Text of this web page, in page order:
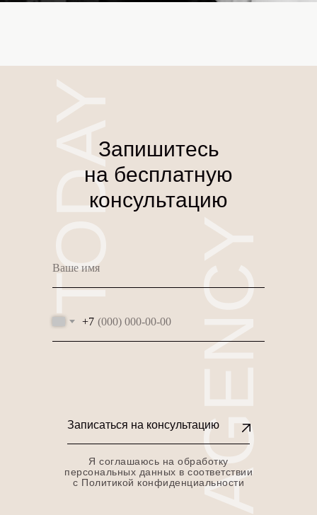
TODAY
AGENCY
Записаться на консультацию
Я соглашаюсь на обработку
персональных данных в соответствии
с Политикой конфиденциальности
Запишитесь
на бесплатную
консультацию
+7